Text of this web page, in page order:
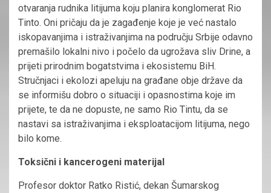
otvaranja rudnika litijuma koju planira konglomerat Rio
Tinto. Oni pričaju da je zagađenje koje je već nastalo
iskopavanjima i istraživanjima na području Srbije odavno
premašilo lokalni nivo i počelo da ugrožava sliv Drine, a
prijeti prirodnim bogatstvima i ekosistemu BiH.
Stručnjaci i ekolozi apeluju na građane obje države da
se informišu dobro o situaciji i opasnostima koje im
prijete, te da ne dopuste, ne samo Rio Tintu, da se
nastavi sa istraživanjima i eksploatacijom litijuma, nego
bilo kome.
Toksični i kancerogeni materijal
Profesor doktor Ratko Ristić, dekan Šumarskog